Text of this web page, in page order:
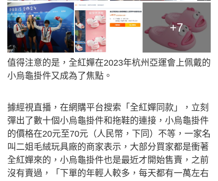
+7
值得注意的是，全紅嬋在2023年杭州亞運會上佩戴的
小烏龜掛件又成為了焦點。
據經視直播，在網購平台搜索「全紅嬋同款」，立刻
彈出了數十個小烏龜掛件和拖鞋的連接，小烏龜掛件
的價格在20元至70元（人民幣，下同）不等，一家名
叫二姐毛絨玩具廠的商家表示，大部分買家都是衝著
全紅嬋來的，小烏龜掛件也是最近才開始售賣，之前
沒有賣過，「下單的年輕人較多，每天都有一萬左右